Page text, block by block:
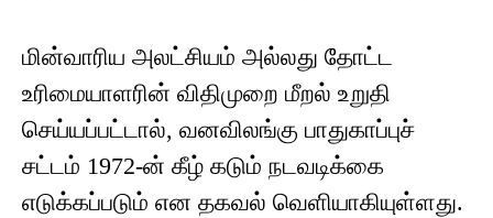
மின்வாரிய அலட்சியம் அல்லது தோட்ட
உரிமையாளரின் விதிமுறை மீறல் உறுதி
செய்யப்பட்டால், வனவிலங்கு பாதுகாப்புச்
சட்டம் 1972-ன் கீழ் கடும் நடவடிக்கை
எடுக்கப்படும் என தகவல் வெளியாகியுள்ளது.